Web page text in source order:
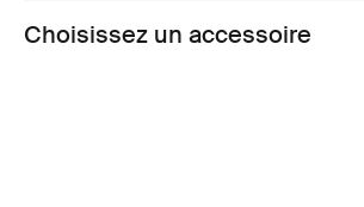
Choisissez un accessoire